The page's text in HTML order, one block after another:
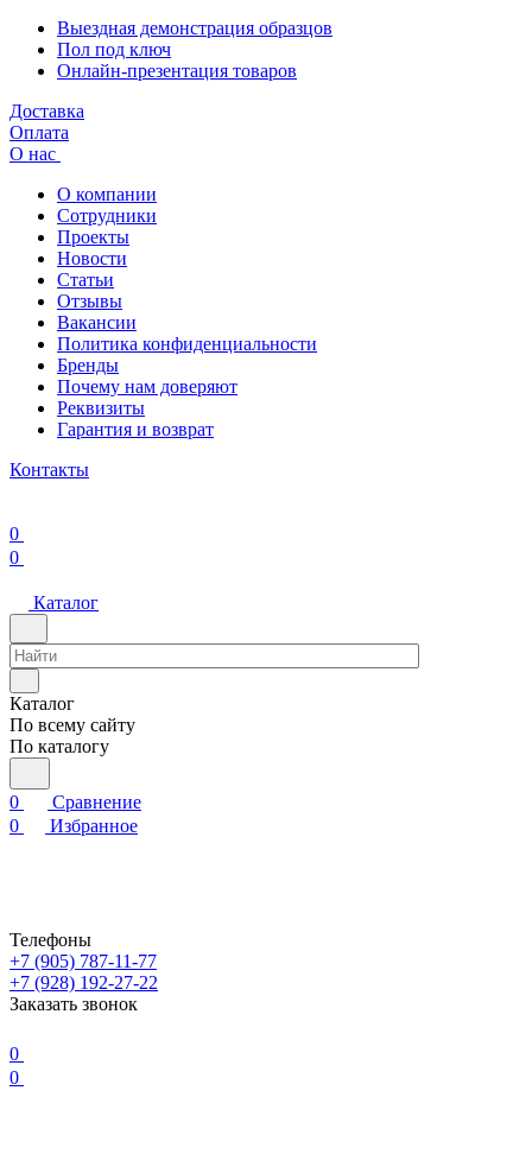
Выездная демонстрация образцов
Пол под ключ
Онлайн-презентация товаров
Доставка
Оплата
О нас
О компании
Сотрудники
Проекты
Новости
Статьи
Отзывы
Вакансии
Политика конфиденциальности
Бренды
Почему нам доверяют
Реквизиты
Гарантия и возврат
Контакты
0
0
Каталог
Каталог
По всему сайту
По каталогу
0
Сравнение
0
Избранное
Телефоны
+7 (905) 787-11-77
+7 (928) 192-27-22
Заказать звонок
0
0